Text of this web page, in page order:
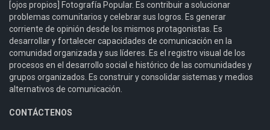
[ojos propios] Fotografía Popular. Es contribuir a solucionar
problemas comunitarios y celebrar sus logros. Es generar
corriente de opinión desde los mismos protagonistas. Es
desarrollar y fortalecer capacidades de comunicación en la
comunidad organizada y sus líderes. Es el registro visual de los
procesos en el desarrollo social e histórico de las comunidades y
grupos organizados. Es construir y consolidar sistemas y medios
alternativos de comunicación.
CONTÁCTENOS